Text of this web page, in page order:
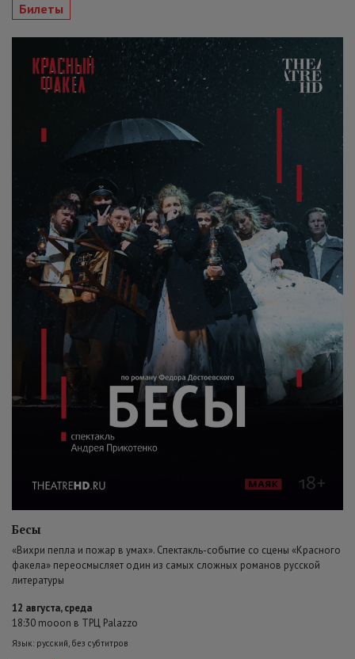
Билеты
Бесы
«Вихри пепла и пожар в умах». Спектакль-событие со сцены «Красного
факела» переосмысляет один из самых сложных романов русской
литературы
12 августа, среда
18:30 mooon в ТРЦ Palazzo
Язык: русский, без субтитров